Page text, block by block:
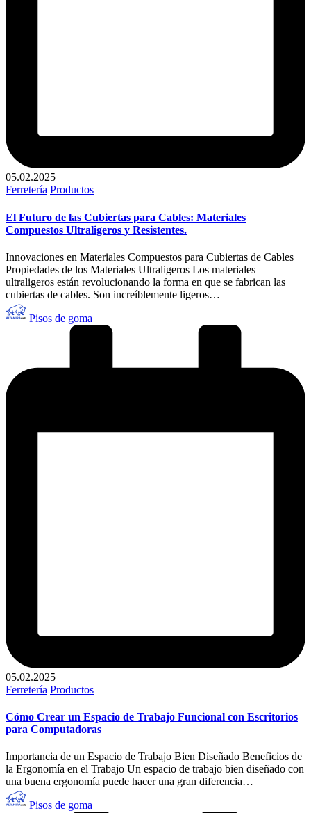
05.02.2025
Publicado
Ferretería Productos
El Futuro de las Cubiertas para Cables: Materiales
Compuestos Ultraligeros y Resistentes.
Innovaciones en Materiales Compuestos para Cubiertas de Cables
Propiedades de los Materiales Ultraligeros Los materiales
ultraligeros están revolucionando la forma en que se fabrican las
cubiertas de cables. Son increíblemente ligeros…
Publicado
por
Pisos de goma
05.02.2025
Publicado
Ferretería Productos
Cómo Crear un Espacio de Trabajo Funcional con Escritorios
para Computadoras
Importancia de un Espacio de Trabajo Bien Diseñado Beneficios de
la Ergonomía en el Trabajo Un espacio de trabajo bien diseñado con
una buena ergonomía puede hacer una gran diferencia…
Publicado
por
Pisos de goma